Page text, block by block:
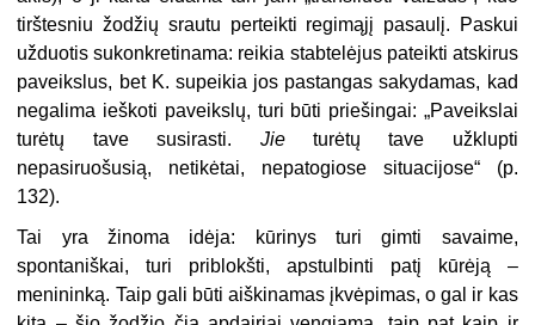
tirštesniu žodžių srautu perteikti regimąjį pasaulį. Paskui
užduotis sukonkretinama: reikia stabtelėjus pateikti atskirus
paveikslus, bet K. supeikia jos pastangas sakydamas, kad
negalima ieškoti paveikslų, turi būti priešingai: „Paveikslai
turėtų tave susirasti. Jieturėtų tave užklupti
nepasiruošusią, netikėtai, nepatogiose situacijose“ (p.
132).
Tai yra žinoma idėja: kūrinys turi gimti savaime,
spontaniškai, turi priblokšti, apstulbinti patį kūrėją –
menininką. Taip gali būti aiškinamas įkvėpimas, o gal ir kas